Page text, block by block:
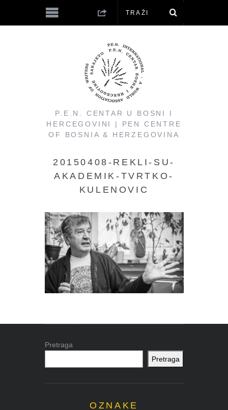
P.E.N. CENTAR U BOSNI I
HERCEGOVINI | PEN CENTRE
OF BOSNIA & HERZEGOVINA
20150408-REKLI-SU-
AKADEMIK-TVRTKO-
KULENOVIC
Pretraga
Pretraga
OZNAKE